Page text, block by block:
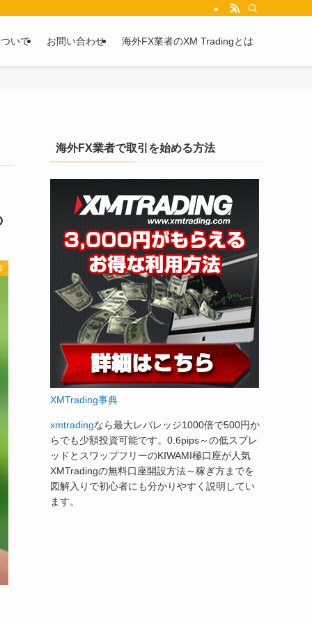
を2chや5chからピックアップしています。
いて お問い合わせ 海外FX業者のXM Tradingとは
海外FX業者で取引を始める方法
XMTrading事典
xmtradingなら最大レバレッジ1000倍で500円か
らでも少額投資可能です。0.6pips～の低スプレ
ッドとスワップフリーのKIWAMI極口座が人気
XMTradingの無料口座開設方法～稼ぎ方までを
図解入りで初心者にも分かりやすく説明してい
ます。